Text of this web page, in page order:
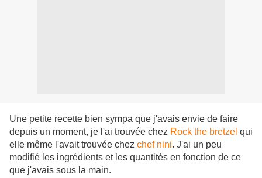
Une petite recette bien sympa que j'avais envie de faire
depuis un moment, je l'ai trouvée chez Rock the bretzel qui
elle même l'avait trouvée chez chef nini. J'ai un peu
modifié les ingrédients et les quantités en fonction de ce
que j'avais sous la main.